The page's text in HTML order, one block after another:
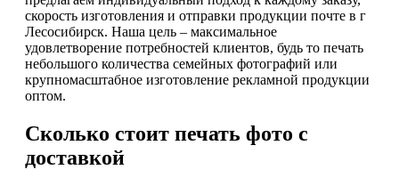
скорость изготовления и отправки продукции почте в г
Лесосибирск. Наша цель – максимальное
удовлетворение потребностей клиентов, будь то печать
небольшого количества семейных фотографий или
крупномасштабное изготовление рекламной продукции
оптом.
Сколько стоит печать фото с
доставкой